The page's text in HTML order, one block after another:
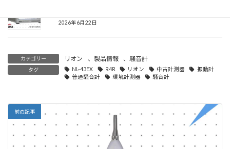
2026年6月22日
カテゴリー リオン 、 製品情報 、騒音計
タグ NL-43EX R4R リオン 中古計測器
振動計
普通騒音計
環境計測器 騒音計
前の記事